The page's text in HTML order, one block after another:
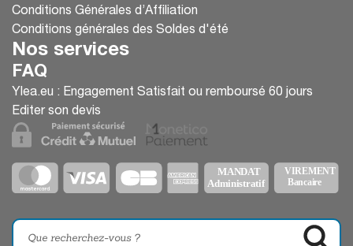
Conditions Générales d’Affiliation
Conditions générales des Soldes d'été
Nos services
FAQ
Ylea.eu : Engagement Satisfait ou remboursé 60 jours
Editer son devis